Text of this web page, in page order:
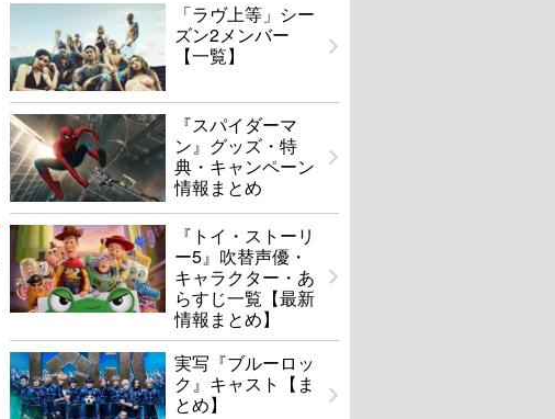
「ラヴ上等」シー
ズン2メンバー
【一覧】
『スパイダーマ
ン』グッズ・特
典・キャンペーン
情報まとめ
『トイ・ストーリ
ー5』吹替声優・
キャラクター・あ
らすじ一覧【最新
情報まとめ】
実写『ブルーロッ
ク』キャスト【ま
とめ】